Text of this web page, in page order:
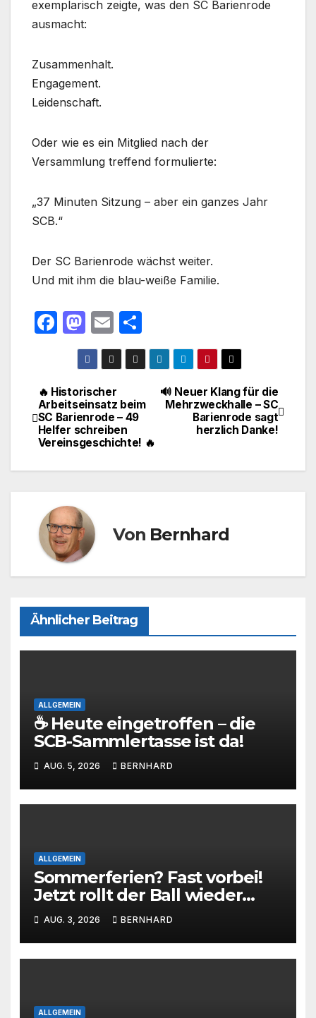
exemplarisch zeigte, was den SC Barienrode
ausmacht:
Zusammenhalt.
Engagement.
Leidenschaft.
Oder wie es ein Mitglied nach der
Versammlung treffend formulierte:
„37 Minuten Sitzung – aber ein ganzes Jahr
SCB.“
Der SC Barienrode wächst weiter.
Und mit ihm die blau-weiße Familie.
F
e
b
o
M
a
st
o
d
o
E
m
ail
ei
le
Beitragsnavigation
🔊 Neuer Klang für die
Mehrzweckhalle – SC
Barienrode sagt
herzlich Danke!
🔥 Historischer
Arbeitseinsatz beim
SC Barienrode – 49
Helfer schreiben
Vereinsgeschichte! 🔥
Von Bernhard
Ähnlicher Beitrag
ALLGEMEIN
☕ Heute eingetroffen – die
SCB-Sammlertasse ist da!
AUG. 5, 2026 BERNHARD
ALLGEMEIN
Sommerferien? Fast vorbei!
Jetzt rollt der Ball wieder
beim SC Barienrode!
AUG. 3, 2026 BERNHARD
ALLGEMEIN